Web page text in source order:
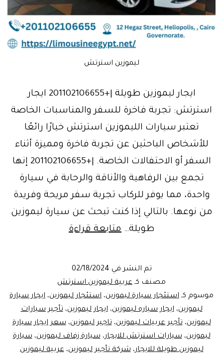
ليموزين استرتش
ايجار ليموزين طويلة |+201102106655 ايجار
استرتش: تجربة فاخرة للسفر والمناسبات الخاصة
تعتبر سيارات الليموزين استرتش خيارًا رائعًا
للأشخاص الباحثين عن تجربة فاخرة ومميزة أثناء
السفر أو الاحتفالات الخاصة. |+201102106655 إنها
تجمع بين الرفاهية والأناقة والرحابة في سيارة
واحدة، مما يوفر للركاب تجربة سفر مريحة وفريدة
من نوعها. بالتالي إذا كنت تبحث عن سيارة ليموزين
طويلة… متابعة قراءةسيارة
للايجار
تم النشر في 02/18/2024
مصنف كـ عربية ليموزين استرتش
موسوم كـ استئجار سيارة ليموزين، استئجار ليموزين، ايجار سيارة
ليموزين،ايجار سياره ليموزين،ايجار ليموزين،تأجير سيارات
ليموزين،تأجير عربيات ليموزين،تاجير ليموزين،سعر ايجار سيارة
ليموزين،سيارات استرتش للايجار،سيارة زفاف ليموزين،سيارة
ليموزين طويلة للايجار،شركة تأجير ليموزين،عربية ليموزين